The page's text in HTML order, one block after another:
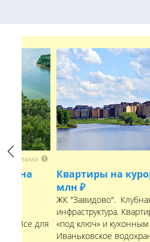
Previous
Реклама
Все для
Квартиры на
млн ₽
ЖК "Завидово".
инфраструктура.
«под ключ» и кухонным
Иваньковское